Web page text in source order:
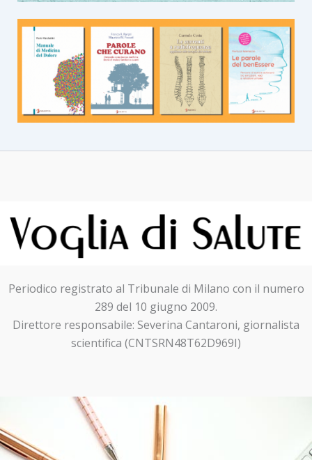
Periodico registrato al Tribunale di Milano con il numero
289 del 10 giugno 2009.
Direttore responsabile: Severina Cantaroni, giornalista
scientifica (CNTSRN48T62D969I)